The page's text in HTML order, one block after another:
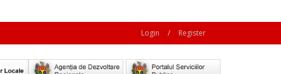
Login / Register